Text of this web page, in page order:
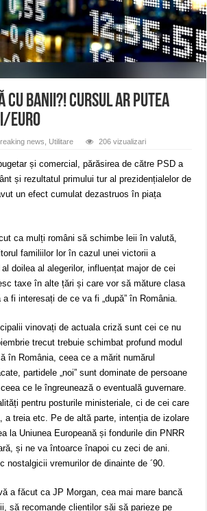
– avarie – 04.08.2026 – str. Văliugului și
CARANSEBEȘ – 04.08.2026 – avarie – Calea
cu banii?! Cursul ar putea
euro
news Utilitare 206 vizualizari
și comercial, părăsirea de către PSD a
și rezultatul primului tur al prezidențialelor de
un efect cumulat dezastruos în piața
ca mulți români să schimbe leii în valută,
familiilor lor în cazul unei victorii a
doilea al alegerilor, influențat major de cei
taxe în alte țări și care vor să măture clasa
a fi interesați de ce va fi „după” în România.
vinovați de actuala criză sunt cei ce nu
trecut trebuie schimbat profund modul
în România, ceea ce a mărit numărul
partidele „noi” sunt dominate de persoane
ce le îngreunează o eventuală guvernare.
pentru posturile ministeriale, ci de cei care
a treia etc. Pe de altă parte, intenția de izolare
la Uniunea Europeană și fondurile din PNRR
și ne va întoarce înapoi cu zeci de ani.
nostalgicii vremurilor de dinainte de ´90.
a făcut ca JP Morgan, cea mai mare bancă
să recomande clienților săi să parieze pe